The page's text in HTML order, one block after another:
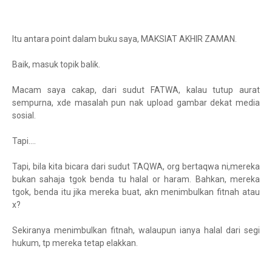
Itu antara point dalam buku saya, MAKSIAT AKHIR ZAMAN.
Baik, masuk topik balik.
Macam saya cakap, dari sudut FATWA, kalau tutup aurat
sempurna, xde masalah pun nak upload gambar dekat media
sosial.
Tapi....
Tapi, bila kita bicara dari sudut TAQWA, org bertaqwa ni,mereka
bukan sahaja tgok benda tu halal or haram. Bahkan, mereka
tgok, benda itu jika mereka buat, akn menimbulkan fitnah atau
x?
Sekiranya menimbulkan fitnah, walaupun ianya halal dari segi
hukum, tp mereka tetap elakkan.